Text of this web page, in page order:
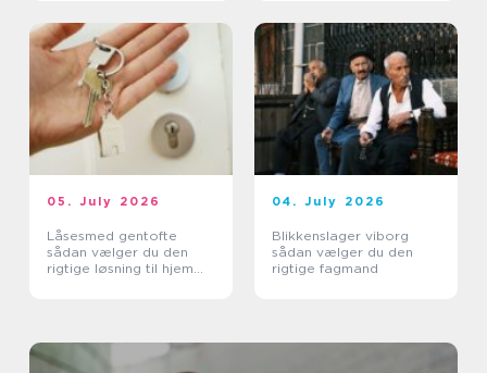
05. July 2026
Låsesmed gentofte
sådan vælger du den
rigtige løsning til hjem
04. July 2026
Blikkenslager viborg
sådan vælger du den
rigtige fagmand